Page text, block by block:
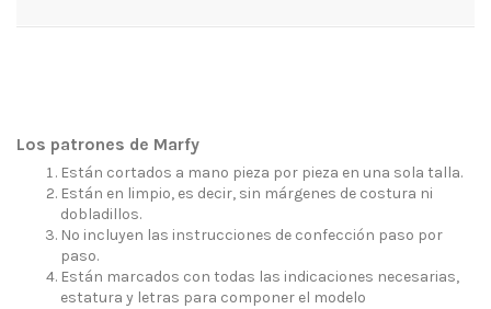
Los patrones de Marfy
Están cortados a mano pieza por pieza en una sola talla.
Están en limpio, es decir, sin márgenes de costura ni
dobladillos.
No incluyen las instrucciones de confección paso por
paso.
Están marcados con todas las indicaciones necesarias,
estatura y letras para componer el modelo